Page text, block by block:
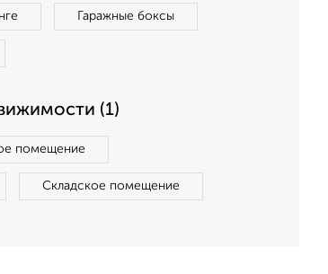
Гаражные боксы
(1)
помещение
Складское помещение